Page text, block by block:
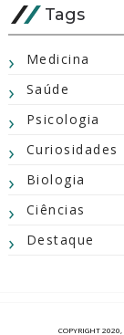
Tags
Medicina
Saúde
Psicologia
Curiosidades
Biologia
Ciências
Destaque
COPYRIGHT 2020,